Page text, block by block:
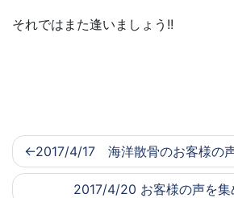
それではまた逢いましょう!!
2017/4/17 海洋散骨のお客様の
2017/4/20 お客様の声を集